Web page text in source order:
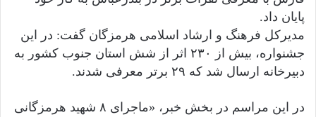
پایان داد.
مدیرکل فرهنگ و ارشاد اسلامی هرمزگان گفت: در این
جشنواره، بیش از ۲۳۰ اثر از شش استان جنوب کشور به
دبیرخانه ارسال شد که ۲۹ برتر معرفی شدند.
در این مراسم در بخش خبر، «ماجرای ۸ شهید هرمزگانی